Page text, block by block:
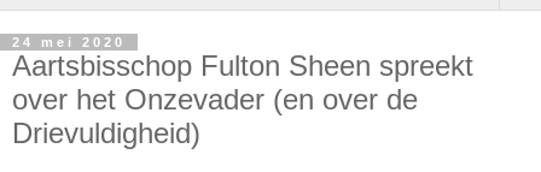
24 mei 2020
Aartsbisschop Fulton Sheen spreekt
over het Onzevader (en over de
Drievuldigheid)